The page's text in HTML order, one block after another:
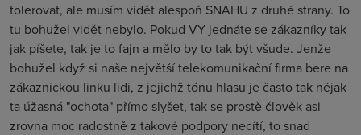
tolerovat, ale musím vidět alespoň SNAHU z druhé strany. To
tu bohužel vidět nebylo. Pokud VY jednáte se zákazníky tak
jak píšete, tak je to fajn a mělo by to tak být všude. Jenže
bohužel když si naše největší telekomunikační firma bere na
zákaznickou linku lidi, z jejichž tónu hlasu je často tak nějak
ta úžasná "ochota" přímo slyšet, tak se prostě člověk asi
zrovna moc radostně z takové podpory necítí, to snad